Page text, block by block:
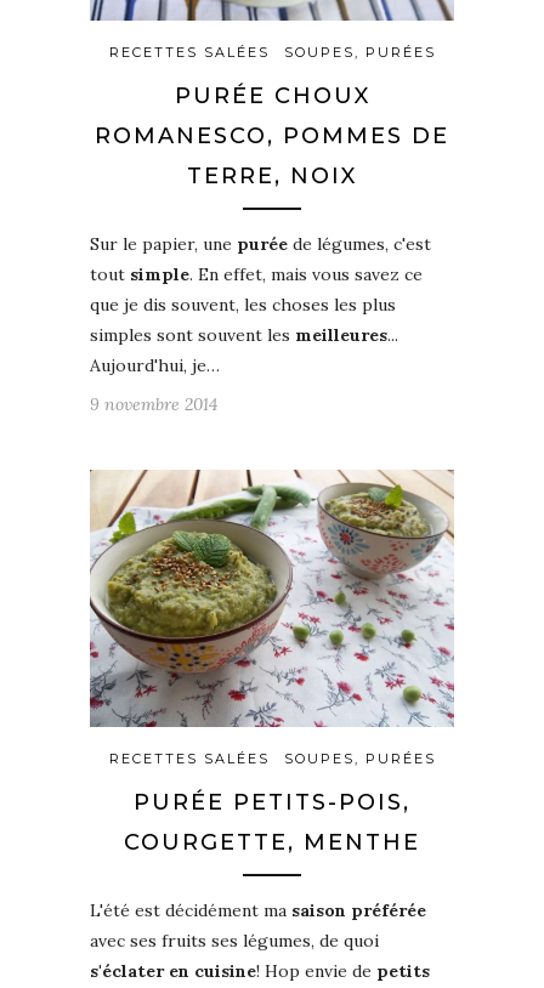
RECETTES SALÉES SOUPES, PURÉES
PURÉE CHOUX
ROMANESCO, POMMES DE
TERRE, NOIX
Sur le papier, une purée de légumes, c'est
tout simple. En effet, mais vous savez ce
que je dis souvent, les choses les plus
simples sont souvent les meilleures...
Aujourd'hui, je…
9 novembre 2014
RECETTES SALÉES SOUPES, PURÉES
PURÉE PETITS-POIS,
COURGETTE, MENTHE
L'été est décidément ma saison préférée
avec ses fruits ses légumes, de quoi
s'éclater en cuisine! Hop envie de petits